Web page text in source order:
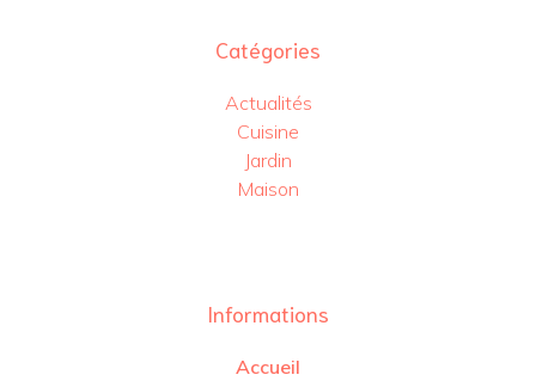
Catégories
Actualités
Cuisine
Jardin
Maison
Informations
Accueil